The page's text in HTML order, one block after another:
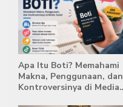
Apa Itu Boti? Memahami
Makna, Penggunaan, dan
Kontroversinya di Media